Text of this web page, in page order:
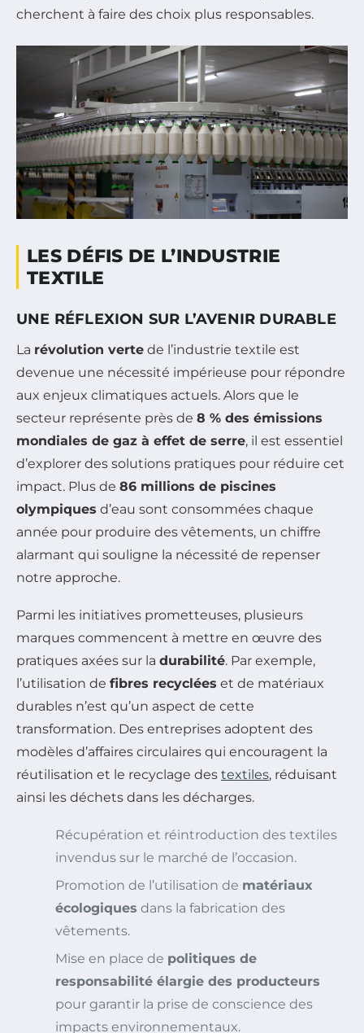
cherchent à faire des choix plus responsables.
LES DÉFIS DE L’INDUSTRIE
TEXTILE
UNE RÉFLEXION SUR L’AVENIR DURABLE
La révolution verte de l’industrie textile est
devenue une nécessité impérieuse pour répondre
aux enjeux climatiques actuels. Alors que le
secteur représente près de 8 % des émissions
mondiales de gaz à effet de serre, il est essentiel
d’explorer des solutions pratiques pour réduire cet
impact. Plus de 86 millions de piscines
olympiques d’eau sont consommées chaque
année pour produire des vêtements, un chiffre
alarmant qui souligne la nécessité de repenser
notre approche.
Parmi les initiatives prometteuses, plusieurs
marques commencent à mettre en œuvre des
pratiques axées sur la durabilité. Par exemple,
l’utilisation de fibres recyclées et de matériaux
durables n’est qu’un aspect de cette
transformation. Des entreprises adoptent des
modèles d’affaires circulaires qui encouragent la
réutilisation et le recyclage des textiles, réduisant
ainsi les déchets dans les décharges.
Récupération et réintroduction des textiles
invendus sur le marché de l’occasion.
Promotion de l’utilisation de matériaux
écologiques dans la fabrication des
vêtements.
Mise en place de politiques de
responsabilité élargie des producteurs
pour garantir la prise de conscience des
impacts environnementaux.